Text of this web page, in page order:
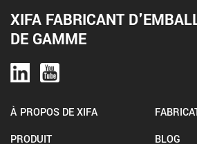
différentes différences pour
solution d’emballage adaptée
votre entreprise. Lisez la suite
XIFA FABRICANT
DE GAMME
À PROPOS DE XIFA
PRODUIT
BLOG